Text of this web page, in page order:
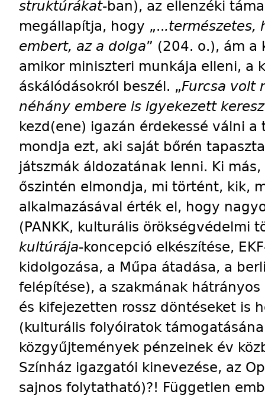
struktúrákat-ban), az ellen­zéki
megállapítja, hogy „...természetes,
embert, az a dolga” (204. o.), ám a
amikor miniszteri munkája elleni, a
áskáló­dásokról beszél. „Furcsa volt
néhány embere is igyekezett
kezd(ene) igazán érdekessé válni
mondja ezt, aki saját bőrén
játszmák áldozatának lenni. Ki
őszintén elmondja, mi történt, kik,
alkalmazásával érték el, hogy
(PANKK, kulturális örökségvédelmi
kultúrája-koncepció elkészítése,
kidolgozása, a Műpa átadása, a
felépítése), a szakmának
és kifejezetten rossz döntéseket is
(kulturális folyóiratok
közgyűjtemények pénzeinek év
Színház igazgatói kinevezése, az
sajnos folytatható)?! Független